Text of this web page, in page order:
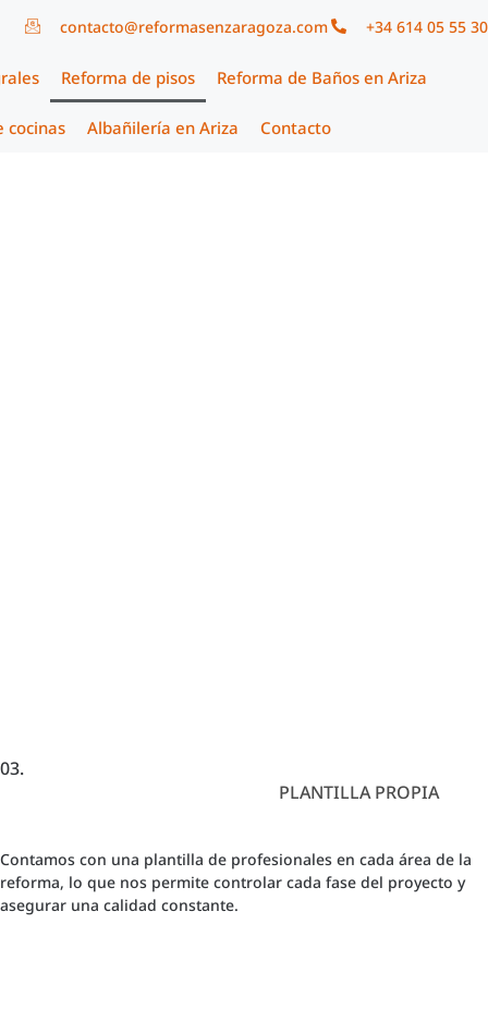
contacto@reformasenzaragoza.com +34 614 05 55 30
Reforma de pisos Reforma de Baños en Ariza
cocinas Albañilería en Ariza
Contacto
03.
PLANTILLA PROPIA
Contamos con una plantilla de profesionales en cada área de la
reforma, lo que nos permite controlar cada fase del proyecto y
asegurar una calidad constante.